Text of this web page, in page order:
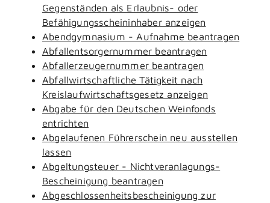
Gegenständen als Erlaubnis- oder
Befähigungsscheininhaber anzeigen
Abendgymnasium - Aufnahme beantragen
Abfallentsorgernummer beantragen
Abfallerzeugernummer beantragen
Abfallwirtschaftliche Tätigkeit nach
Kreislaufwirtschaftsgesetz anzeigen
Abgabe für den Deutschen Weinfonds
entrichten
Abgelaufenen Führerschein neu ausstellen
lassen
Abgeltungsteuer - Nichtveranlagungs-
Bescheinigung beantragen
Abgeschlossenheitsbescheinigung zur